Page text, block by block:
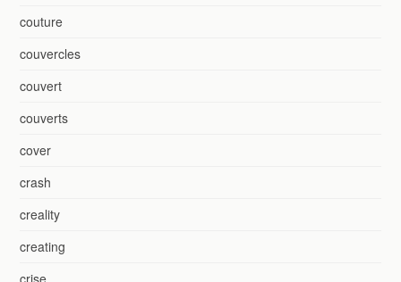
couture
couvercles
couvert
couverts
cover
crash
creality
creating